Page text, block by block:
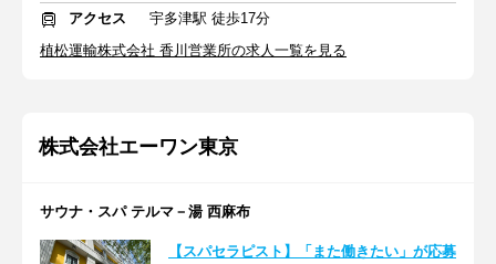
アクセス
宇多津駅 徒歩17分
植松運輸株式会社 香川営業所の求人一覧を見る
株式会社エーワン東京
サウナ・スパ テルマ－湯 西麻布
【スパセラピスト】「また働きたい」が応募